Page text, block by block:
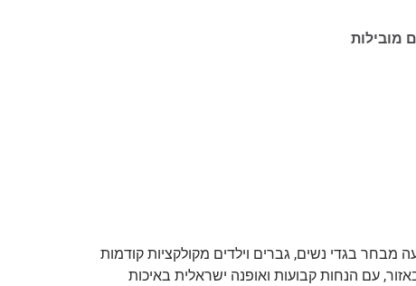
מובילות
בגדי נשים, גברים וילדים מקולקציות קודמות
עם הנחות קבועות ואופנה ישראלית באיכות